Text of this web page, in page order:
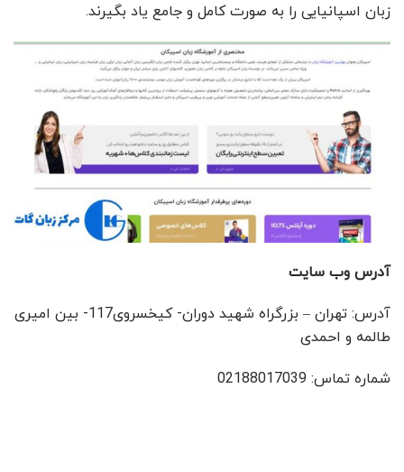
زبان اسپانیایی را به صورت کامل و جامع یاد بگیرند.
آدرس وب سایت
آدرس: تهران – بزرگراه شهید دوران- کیخسروی117- بین امیری
طالمه و احمدی
شماره تماس: 02188017039